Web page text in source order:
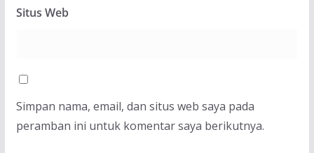
Situs Web
Simpan nama, email, dan situs web saya pada
peramban ini untuk komentar saya berikutnya.